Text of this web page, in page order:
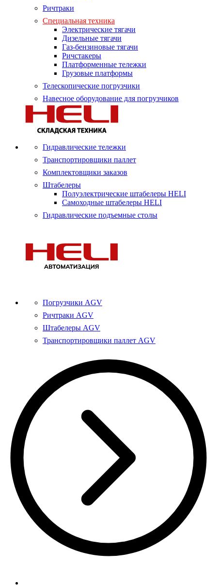
Ричтраки
Специальная техника
Электрические тягачи
Дизельные тягачи
Газ-бензиновые тягачи
Ричстакеры
Платформенные тележки
Грузовые платформы
Телескопические погрузчики
Навесное оборудование для погрузчиков
Гидравлические тележки
Транспортировщики паллет
Комплектовщики заказов
Штабелеры
Полуэлектрические штабелеры HELI
Самоходные штабелеры HELI
Гидравлические подъемные столы
Погрузчики AGV
Ричтраки AGV
Штабелеры AGV
Транспортировщики паллет AGV